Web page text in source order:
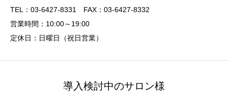
TEL：03-6427-8331 FAX：03-6427-8332
営業時間：10:00～19:00
定休日：日曜日（祝日営業）
導入検討中のサロン様